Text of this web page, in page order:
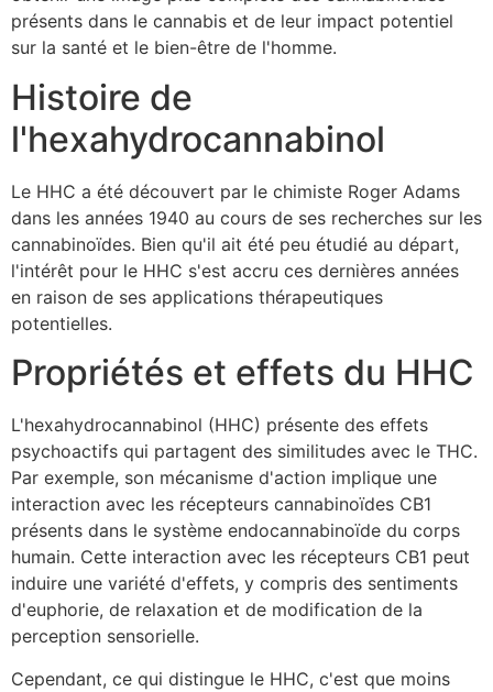
présents dans le cannabis et de leur impact potentiel
sur la santé et le bien-être de l'homme.
Histoire de
l'hexahydrocannabinol
Le HHC a été découvert par le chimiste Roger Adams
dans les années 1940 au cours de ses recherches sur les
cannabinoïdes. Bien qu'il ait été peu étudié au départ,
l'intérêt pour le HHC s'est accru ces dernières années
en raison de ses applications thérapeutiques
potentielles.
Propriétés et effets du HHC
L'hexahydrocannabinol (HHC) présente des effets
psychoactifs qui partagent des similitudes avec le THC.
Par exemple, son mécanisme d'action implique une
interaction avec les récepteurs cannabinoïdes CB1
présents dans le système endocannabinoïde du corps
humain. Cette interaction avec les récepteurs CB1 peut
induire une variété d'effets, y compris des sentiments
d'euphorie, de relaxation et de modification de la
perception sensorielle.
Cependant, ce qui distingue le HHC, c'est que moins